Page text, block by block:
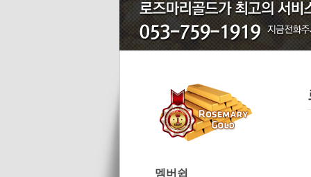
멤버쉽